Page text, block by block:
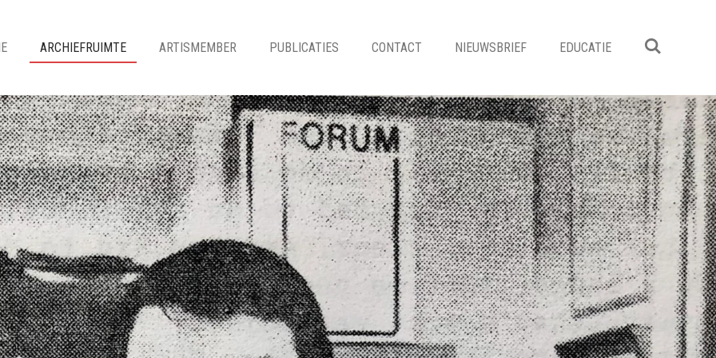
ARCHIEFRUIMTE ARTISMEMBER PUBLICATIES CONTACT NIEUWSBRIEF EDUCATIE